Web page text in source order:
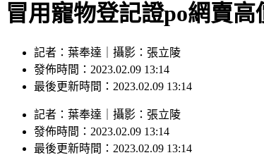
冒用寵物登記證po網賣
記者：葉奉達｜攝影：張立陵
發佈時間：2023.02.09 13:14
最後更新時間：2023.02.09 13:14
記者 ： 葉奉達 攝影 ： 張立陵
發佈時間： 2023.02.09 13:14
最後更新時間： 2023.02.09 13:14